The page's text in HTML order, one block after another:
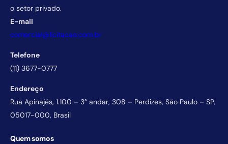
o setor privado.
E-mail
comercial@licitacao.com.br
Telefone
(11) 3677-0777
Endereço
Rua Apinajés, 1.100 – 3° andar, 308 – Perdizes, São Paulo – SP,
05017-000, Brasil
Quem somos